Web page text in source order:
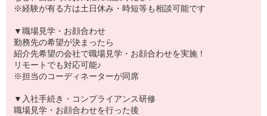
※経験が有る方は土日休み・時短等も相談可能です
▼職場見学・お顔合わせ
勤務先の希望が決まったら
紹介先希望の会社で職場見学・お顔合わせを実施！
リモートでも対応可能♪
※担当のコーディネーターが同席
▼入社手続き・コンプライアンス研修
職場見学・お顔合わせを行った後